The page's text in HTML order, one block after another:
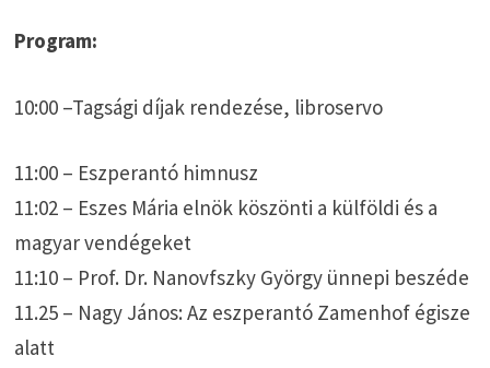
Program:
10:00 –Tagsági díjak rendezése, libroservo
11:00 – Eszperantó himnusz
11:02 – Eszes Mária elnök köszönti a külföldi és a
magyar vendégeket
11:10 – Prof. Dr. Nanovfszky György ünnepi beszéde
11.25 – Nagy János: Az eszperantó Zamenhof égisze
alatt